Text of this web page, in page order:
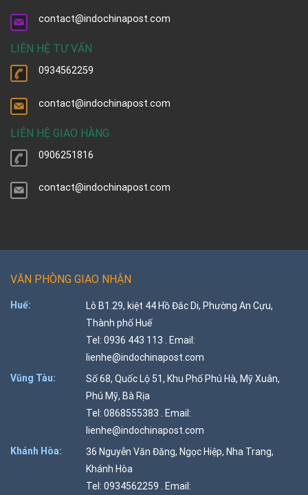
contact@indochinapost.com
LIÊN HỆ TƯ VẤN
0934562259
contact@indochinapost.com
LIÊN HỆ GIAO HÀNG
0906251816
contact@indochinapost.com
VĂN PHÒNG GIAO NHẬN
Huế:
Lô B1.29, kiệt 44 Hồ Đắc Di, Phường An Cựu,
Thành phố Huế
Tel: 0936 443 113 . Email:
lienhe@indochinapost.com
Vũng Tàu:
Số 68, Quốc Lộ 51, Khu Phố Phú Hà, Mỹ Xuân,
Phú Mỹ, Bà Rịa
Tel: 0868555383 . Email:
lienhe@indochinapost.com
Khánh Hòa:
36 Nguyễn Văn Đăng, Ngọc Hiệp, Nha Trang,
Khánh Hòa
Tel: 0934562259 . Email: